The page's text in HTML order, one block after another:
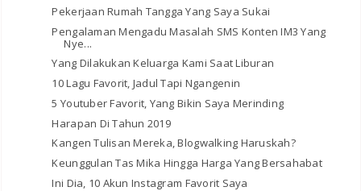
Pekerjaan Rumah Tangga Yang Saya Sukai
Pengalaman Mengadu Masalah SMS Konten IM3 Yang
Nye...
Yang Dilakukan Keluarga Kami Saat Liburan
10 Lagu Favorit, Jadul Tapi Ngangenin
5 Youtuber Favorit, Yang Bikin Saya Merinding
Harapan Di Tahun 2019
Kangen Tulisan Mereka, Blogwalking Haruskah?
Keunggulan Tas Mika Hingga Harga Yang Bersahabat
Ini Dia, 10 Akun Instagram Favorit Saya